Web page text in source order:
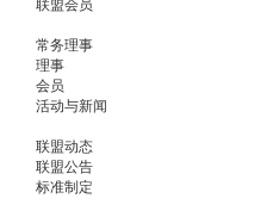
联盟会员
常务理事
理事
会员
活动与新闻
联盟动态
联盟公告
标准制定